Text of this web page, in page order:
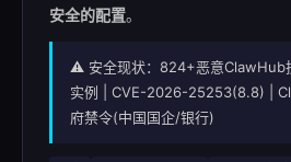
安全的配置。
⚠️ 安全现状：824+恶意ClawHub
实例 | CVE-2026-25253(8.8) |
府禁令(中国国企/银行)